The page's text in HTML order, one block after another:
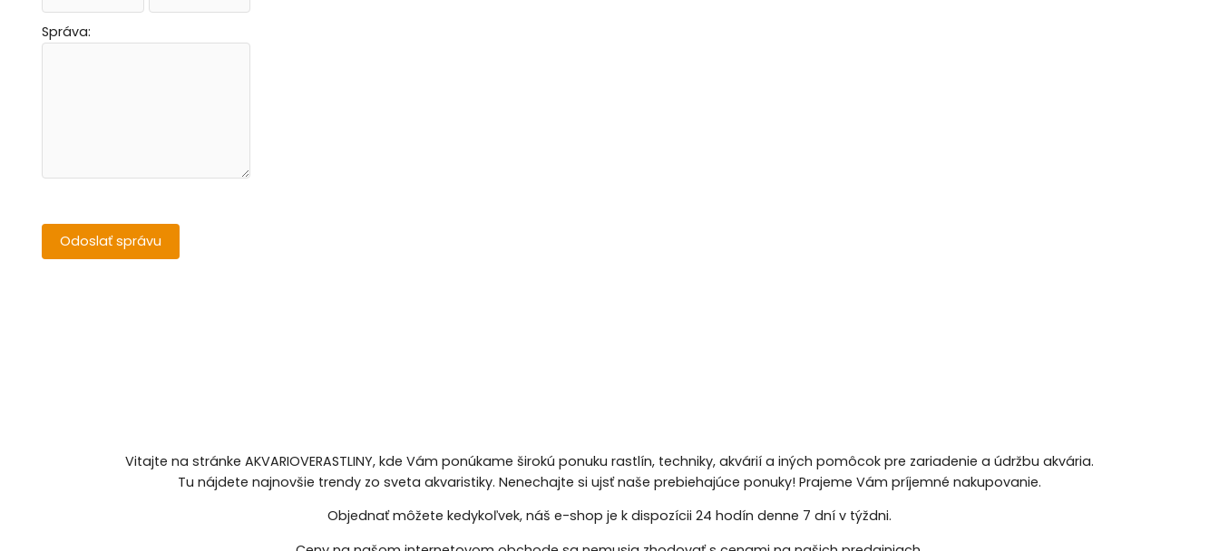
Správa:
Vitajte na stránke AKVARIOVERASTLINY, kde Vám ponúkame širokú ponuku rastlín, techniky, akvárií a iných pomôcok pre zariadenie a údržbu akvária.
Tu nájdete najnovšie trendy zo sveta akvaristiky. Nenechajte si ujsť naše prebiehajúce ponuky! Prajeme Vám príjemné nakupovanie.
Objednať môžete kedykoľvek, náš e-shop je k dispozícii 24 hodín denne 7 dní v týždni.